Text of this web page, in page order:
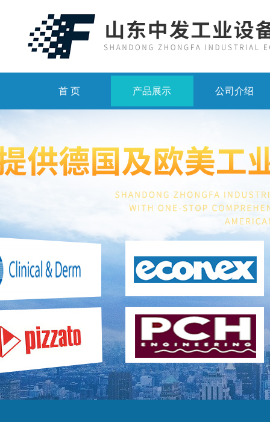
首 页 产品展示 公司介绍